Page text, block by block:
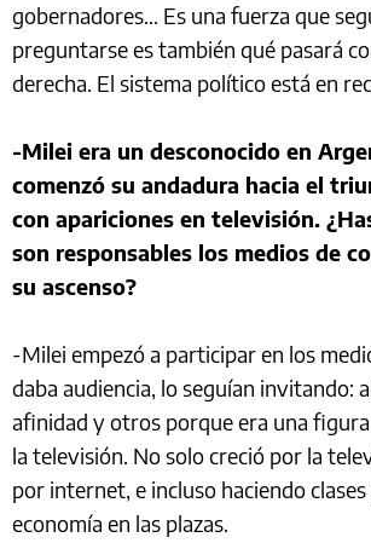
gobernadores… Es una fuerza que
preguntarse es también qué pasará
derecha. El sistema político está en
-Milei era un desconocido en
comenzó su andadura hacia el
con apariciones en televisión.
son responsables los medios de
su ascenso?
-Milei empezó a participar en los
daba audiencia, lo seguían invitando:
afinidad y otros porque era una
la televisión. No solo creció por la
por internet, e incluso haciendo
economía en las plazas.